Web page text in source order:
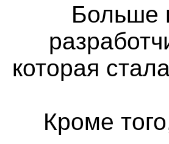
Больше
которая
Кроме